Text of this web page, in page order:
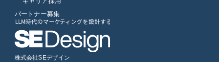
株式会社SEデザイン
パートナー募集